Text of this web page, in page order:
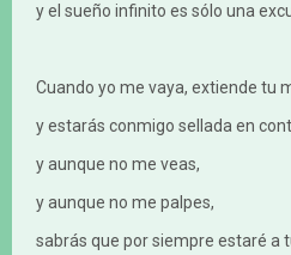
y el sueño infinito es sólo una
Cuando yo me vaya, extiende tu
y estarás conmigo sellada en
y aunque no me veas,
y aunque no me palpes,
sabrás que por siempre estaré a